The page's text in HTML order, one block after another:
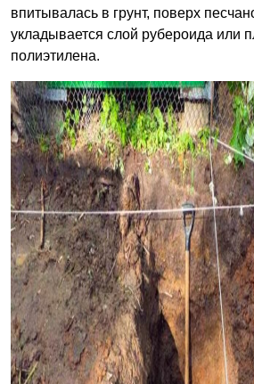
впитывалась в грунт, поверх
укладывается слой рубероида или
полиэтилена.